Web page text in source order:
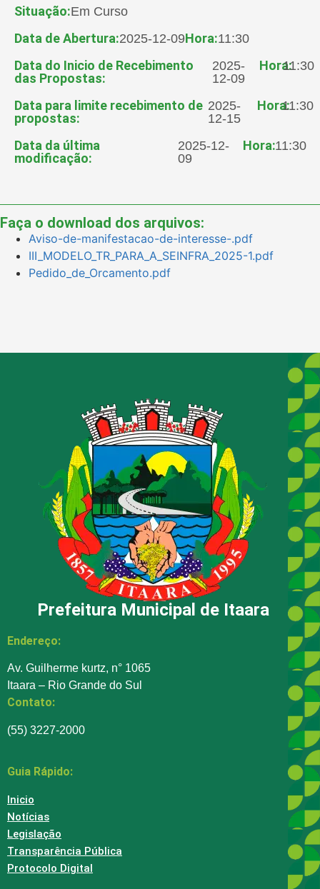
Situação:Em Curso
Data de Abertura:2025-12-09Hora:11:30
Data do Inicio de Recebimento
das Propostas:
2025-
12-09
Hora:11:30
Data para limite recebimento de
propostas:
2025-
12-15
Hora:11:30
Data da última
modificação:
2025-12-
09
Hora:11:30
Faça o download dos arquivos:
Aviso-de-manifestacao-de-interesse-.pdf
III_MODELO_TR_PARA_A_SEINFRA_2025-1.pdf
Pedido_de_Orcamento.pdf
Prefeitura Municipal de Itaara
Endereço:
Av. Guilherme kurtz, n° 1065
Itaara – Rio Grande do Sul
Contato:
(55) 3227-2000
Guia Rápido:
Inicio
Notícias
Legislação
Transparência Pública
Protocolo Digital